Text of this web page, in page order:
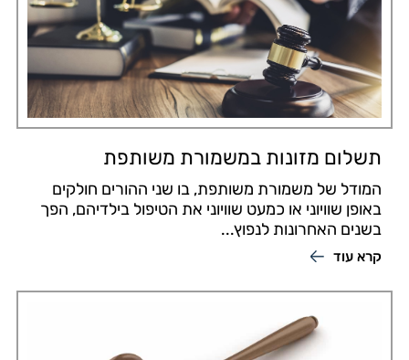
תשלום מזונות במשמורת משותפת
המודל של משמורת משותפת, בו שני ההורים חולקים
באופן שוויוני או כמעט שוויוני את הטיפול בילדיהם, הפך
בשנים האחרונות לנפוץ...
קרא עוד